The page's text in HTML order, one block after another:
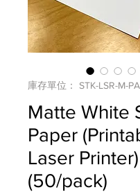
庫存單位： STK-LSR-M-
Matte White
Paper
Laser Printer)
(50/pack)